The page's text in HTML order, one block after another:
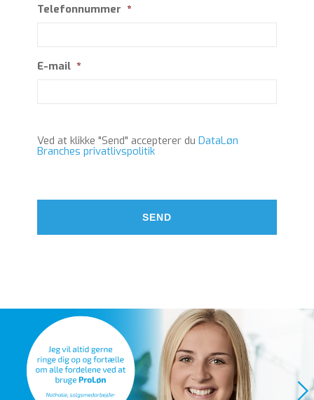
Telefonnummer *
E-mail *
Ved at klikke "Send" accepterer du DataLøn
Branches privatlivspolitik